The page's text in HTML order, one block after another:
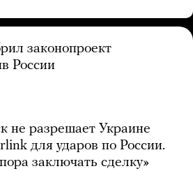
законопроект
России
не разрешает Украине
для ударов по России.
заключать сделку»